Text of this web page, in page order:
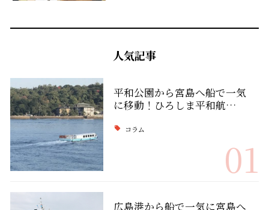
人気記事
平和公園から宮島へ船で一気
に移動！ひろしま平和航…
コラム
01
広島港から船で一気に宮島へ